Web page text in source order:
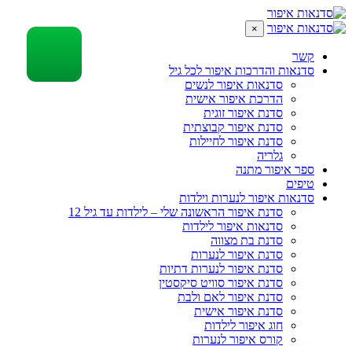
×
קשר
סדנאות והדרכות איפור לכל גיל
סדנאות איפור לנשים
הדרכת איפור אישית
סדנת איפור זוגית
סדנת איפור קבוצתית
סדנת איפור לחיילות
גלריה
ספר איפור מתנה
טיפים
סדנאות איפור לנערות וילדות
סדנת איפור הראשונה שלי – לילדות עד גיל 12
סדנאות איפור לילדות
סדנת בת מצווה
סדנת איפור לנערות
סדנת איפור לנערות דתיות
סדנת איפור סוויט סיקסטין
סדנת איפור לאם ולבת
סדנת איפור אישית
חוג איפור לילדות
קורס איפור לנערות